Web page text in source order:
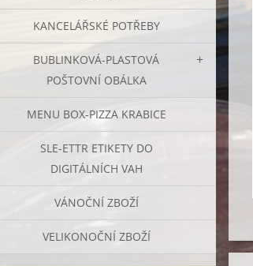
KANCELÁŘSKÉ POTŘEBY
BUBLINKOVÁ-PLASTOVÁ
POŠTOVNÍ OBÁLKA
MENU BOX-PIZZA KRABICE
SLE-ETTR ETIKETY DO
DIGITÁLNÍCH VAH
VÁNOČNÍ ZBOŽÍ
VELIKONOČNÍ ZBOŽÍ